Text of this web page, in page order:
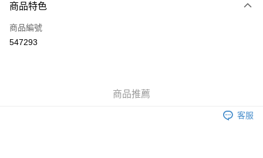
信用卡
Apple Pay
商品特色
商品編號
547293
商品推薦
客服